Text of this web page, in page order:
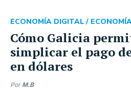
Cómo Galicia
simplicar el pago
en dólares
ECONOMÍA DIGITAL /
Por M.B